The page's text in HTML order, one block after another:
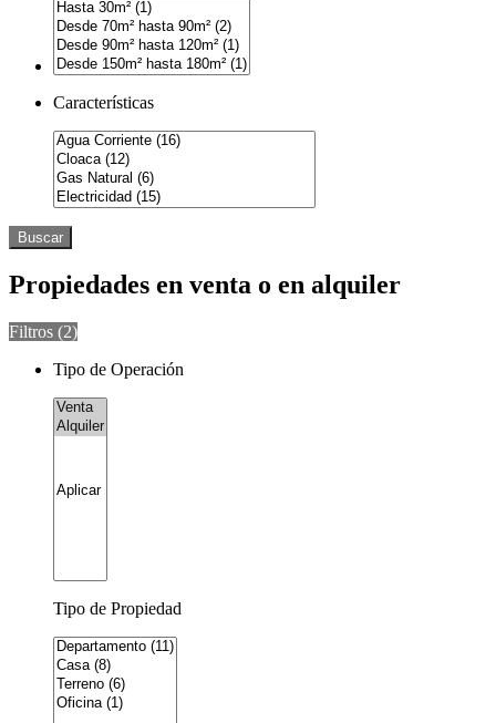
Características
Buscar
Propiedades en venta o en alquiler
Filtros (2)
Tipo de Operación
Tipo de Propiedad